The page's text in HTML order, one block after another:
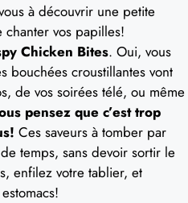
à découvrir une petite
vos papilles!
Chicken Bites. Oui, vous
bouchées croustillantes vont
de vos soirées télé, ou même
pensez que c’est trop
Ces saveurs à tomber par
temps, sans devoir sortir le
enfilez votre tablier, et